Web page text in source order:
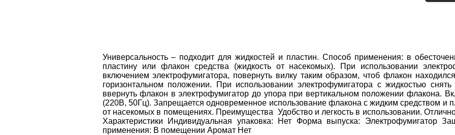
Универсальность – подходит для жидкостей и пластин. Способ применения: в
пластину или флакон средства (жидкость от насекомых). При использовании
включением электрофумигатора, повернуть вилку таким образом, чтоб флакон
горизонтальном положении. При использовании электрофумигатора с жидкостью
ввернуть флакон в электрофумигатор до упора при вертикальном положении флакона.
(220В, 50Гц). Запрещается одновременное использование флакона с жидким средством и
от насекомых в помещениях. Преимущества  Удобство и легкость в использовании.
Характеристики Индивидуальная упаковка: Нет Форма выпуска: Электрофумигатор
применения: В помещении Аромат Нет